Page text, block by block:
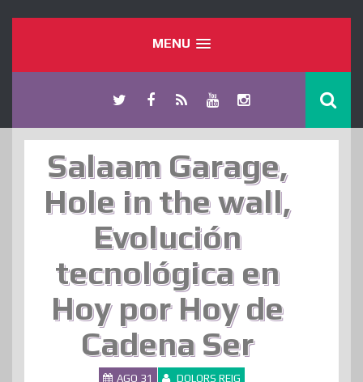
MENU
Salaam Garage,
Hole in the wall,
Evolución
tecnológica en
Hoy por Hoy de
Cadena Ser
AGO 31 DOLORS REIG